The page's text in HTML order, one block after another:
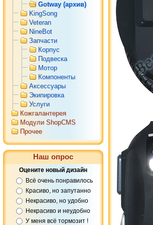
Gotway (архив)
KingSong
Veteran
NineBot
Запчасти
Корпус
Подвеска
Мотор
Компоненты
Аксессуары
Экипировка
Услуги
Кожгалантерея
Модули ShopCMS
Прочее
Наш опрос
Оцените новый дизайн
Всё очень понравилось
Красиво, но запутанно
Некрасиво, но удобно
Некрасиво и неудобно
У меня всё тормозит !